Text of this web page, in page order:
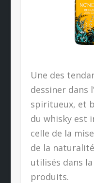
Une des
dessiner dans
spiritueux, et
du whisky est
celle de la
de la
utilisés dans
produits.